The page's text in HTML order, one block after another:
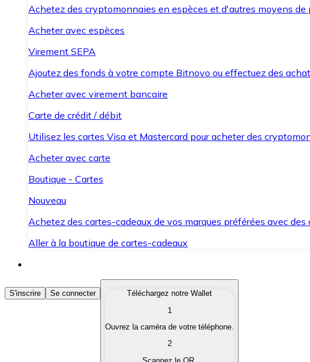
Achetez des cryptomonnaies en espèces et d'autres moyens
Acheter avec espèces
Virement SEPA
Ajoutez des fonds à votre compte Bitnovo ou effectuez des
Acheter avec virement bancaire
Carte de crédit / débit
Utilisez les cartes Visa et Mastercard pour acheter des
Acheter avec carte
Boutique - Cartes
Nouveau
Achetez des cartes-cadeaux de vos marques préférées avec
Aller à la boutique de cartes-cadeaux
Acheter des Cryptomonnaies
Achetez les cryptomonnaies qui vous intéressent rapidement et
Convertissez vos cryptomonnaies en monnaie fiduciaire lorsque
S'inscrire Se connecter
Téléchargez notre Wallet
1
Ouvrez la caméra de votre téléphone.
2